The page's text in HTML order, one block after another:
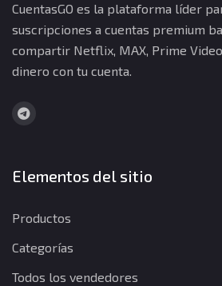
CuentasGO es la plataforma líder
suscripciones a cuentas premium
compartir Netflix, MAX, Prime
dinero con tu cuenta.
Elementos del sitio
Productos
Categorías
Todos los vendedores